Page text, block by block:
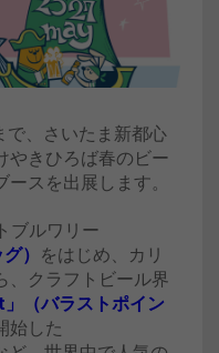
、さいたま新都心
やきひろば春のビー
スを出展します。
ブルワリー
） をはじめ、カリ
、クラフトビール界
（バラストポイン
始した